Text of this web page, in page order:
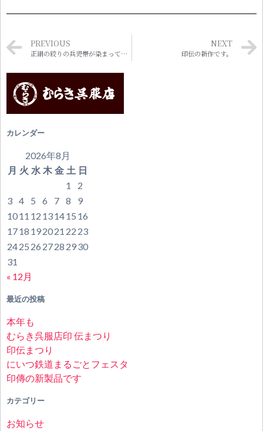
PREVIOUS
正絹の絞りの兵児帯が染まって参りました！
NEXT
印伝の新作です。
カレンダー
2026年8月
月 火 水 木 金 土 日
1
2
3 4 5 6 7 8
9
1011 12 131415 16
1718 192021 22 23
2425 26 2728 2930
31
« 12月
最近の投稿
本年も
むらき呉服店印 伝まつり
印伝まつり
にいつ鉄道まるごとフェスタ
印傳の新製品です
カテゴリー
お知らせ